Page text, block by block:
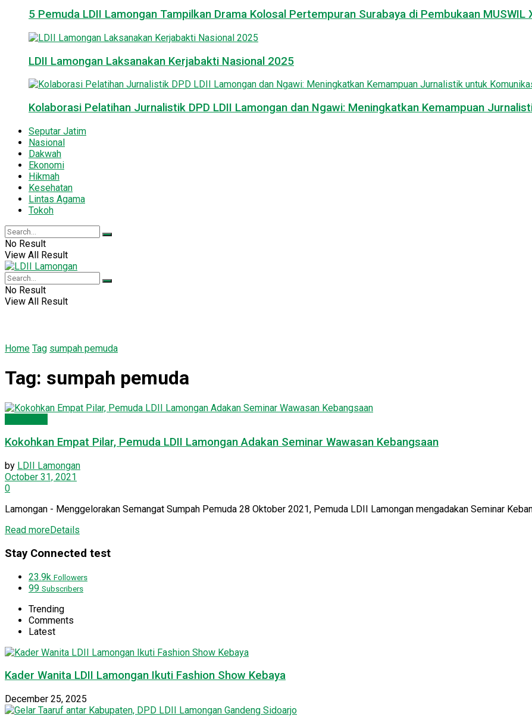
5 Pemuda LDII Lamongan Tampilkan Drama Kolosal Pertempuran Surabaya di Pembukaan MUSWIL
LDII Lamongan Laksanakan Kerjabakti Nasional 2025
Kolaborasi Pelatihan Jurnalistik DPD LDII Lamongan dan Ngawi: Meningkatkan Kemampuan
Seputar Jatim
Nasional
Dakwah
Ekonomi
Hikmah
Kesehatan
Lintas Agama
Tokoh
No Result
View All Result
No Result
View All Result
Home Tag sumpah pemuda
Tag: sumpah pemuda
Kokohkan Empat Pilar, Pemuda LDII Lamongan Adakan Seminar Wawasan Kebangsaan
by LDII Lamongan
October 31, 2021
0
Lamongan - Menggelorakan Semangat Sumpah Pemuda 28 Oktober 2021, Pemuda LDII Lamongan mengadakan Seminar
Read moreDetails
Stay Connected test
23.9k Followers
99 Subscribers
Trending
Comments
Latest
Kader Wanita LDII Lamongan Ikuti Fashion Show Kebaya
December 25, 2025